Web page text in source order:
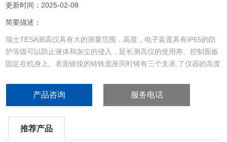
更新时间：2025-02-08
简要描述：
瑞士TESA测高仪具有大的测量范围，高度，电子装置具有IP65的防
护等级可以防止液体和灰尘的侵入，延长测高仪的使用寿。控制面板
固定在机身上。表面镀镍的铸铁底座同时铸有三个支承,了仪器的高度
产品咨询 服务电话
推荐产品